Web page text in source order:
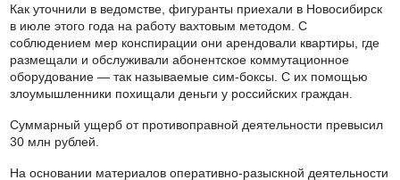
Как уточнили в ведомстве, фигуранты приехали в Новосибирск
в июле этого года на работу вахтовым методом. С
соблюдением мер конспирации они арендовали квартиры, где
размещали и обслуживали абонентское коммутационное
оборудование — так называемые сим-боксы. С их помощью
злоумышленники похищали деньги у российских граждан.
Суммарный ущерб от противоправной деятельности превысил
30 млн рублей.
На основании материалов оперативно-разыскной деятельности